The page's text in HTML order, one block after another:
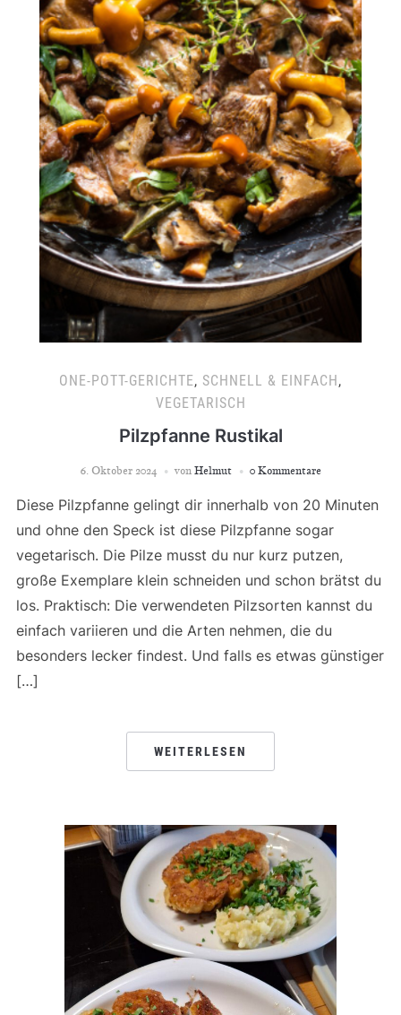
ONE-POTT-GERICHTE, SCHNELL & EINFACH,
VEGETARISCH
Pilzpfanne Rustikal
6. Oktober 2024 von Helmut 0 Kommentare
Diese Pilzpfanne gelingt dir innerhalb von 20 Minuten
und ohne den Speck ist diese Pilzpfanne sogar
vegetarisch. Die Pilze musst du nur kurz putzen,
große Exemplare klein schneiden und schon brätst du
los. Praktisch: Die verwendeten Pilzsorten kannst du
einfach variieren und die Arten nehmen, die du
besonders lecker findest. Und falls es etwas günstiger
[…]
WEITERLESEN